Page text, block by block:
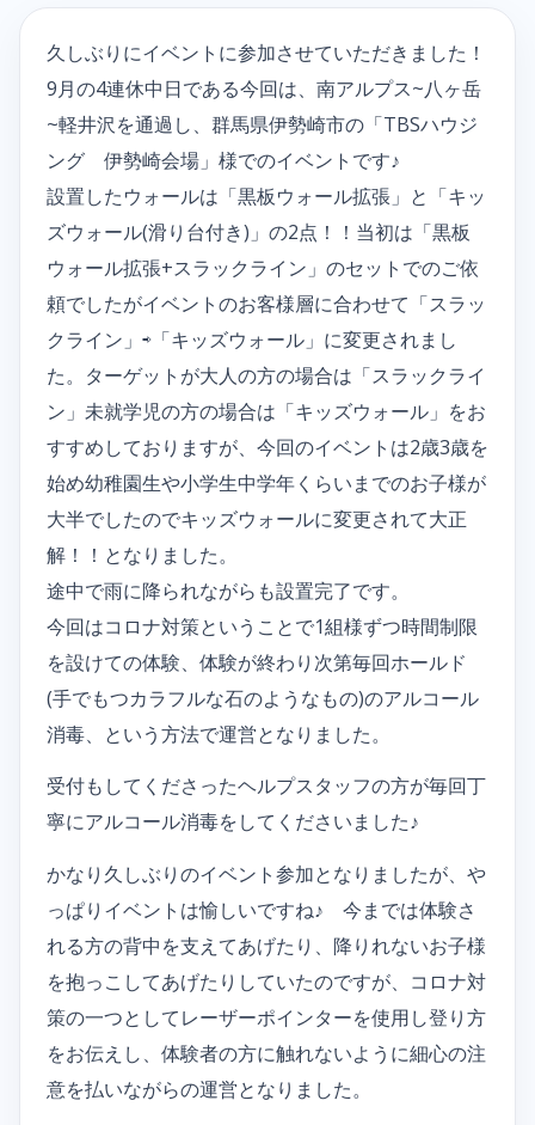
久しぶりにイベントに参加させていただきました！
9月の4連休中日である今回は、南アルプス~八ヶ岳
~軽井沢を通過し、群馬県伊勢崎市の「TBSハウジ
ング 伊勢崎会場」様でのイベントです♪
設置したウォールは「黒板ウォール拡張」と「キッ
ズウォール(滑り台付き)」の2点！！当初は「黒板
ウォール拡張+スラックライン」のセットでのご依
頼でしたがイベントのお客様層に合わせて「スラッ
クライン」⇨「キッズウォール」に変更されまし
た。ターゲットが大人の方の場合は「スラックライ
ン」未就学児の方の場合は「キッズウォール」をお
すすめしておりますが、今回のイベントは2歳3歳を
始め幼稚園生や小学生中学年くらいまでのお子様が
大半でしたのでキッズウォールに変更されて大正
解！！となりました。
途中で雨に降られながらも設置完了です。
今回はコロナ対策ということで1組様ずつ時間制限
を設けての体験、体験が終わり次第毎回ホールド
(手でもつカラフルな石のようなもの)のアルコール
消毒、という方法で運営となりました。
受付もしてくださったヘルプスタッフの方が毎回丁
寧にアルコール消毒をしてくださいました♪
かなり久しぶりのイベント参加となりましたが、や
っぱりイベントは愉しいですね♪ 今までは体験さ
れる方の背中を支えてあげたり、降りれないお子様
を抱っこしてあげたりしていたのですが、コロナ対
策の一つとしてレーザーポインターを使用し登り方
をお伝えし、体験者の方に触れないように細心の注
意を払いながらの運営となりました。